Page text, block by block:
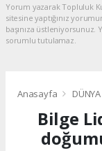
Yorum yazarak Topluluk
sitesine yaptığınız
başınıza
sorumlu tutulamaz.
Anasayfa DÜNYA
Bilge